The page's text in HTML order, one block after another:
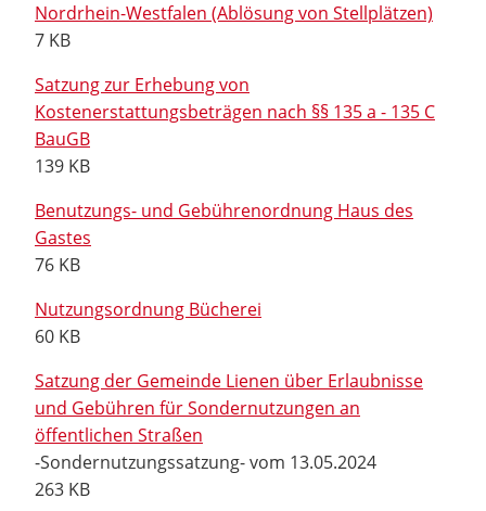
Nordrhein-Westfalen (Ablösung von Stellplätzen)
7 KB
Satzung zur Erhebung von
Kostenerstattungsbeträgen nach §§ 135 a - 135 C
BauGB
139 KB
Benutzungs- und Gebührenordnung Haus des
Gastes
76 KB
Nutzungsordnung Bücherei
60 KB
Satzung der Gemeinde Lienen über Erlaubnisse
und Gebühren für Sondernutzungen an
öffentlichen Straßen
-Sondernutzungssatzung- vom 13.05.2024
263 KB